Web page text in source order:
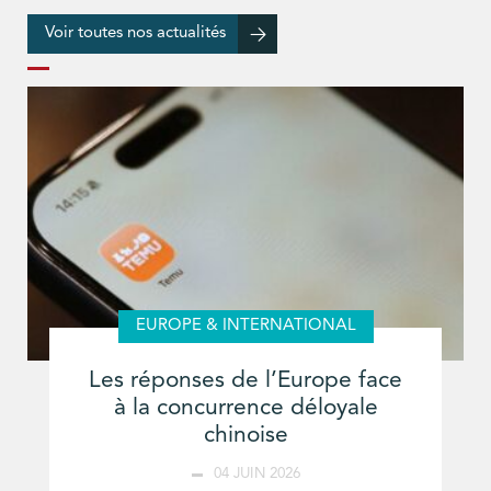
Voir toutes nos actualités
EUROPE & INTERNATIONAL
Les réponses de l’Europe face
à la concurrence déloyale
chinoise
04 JUIN 2026